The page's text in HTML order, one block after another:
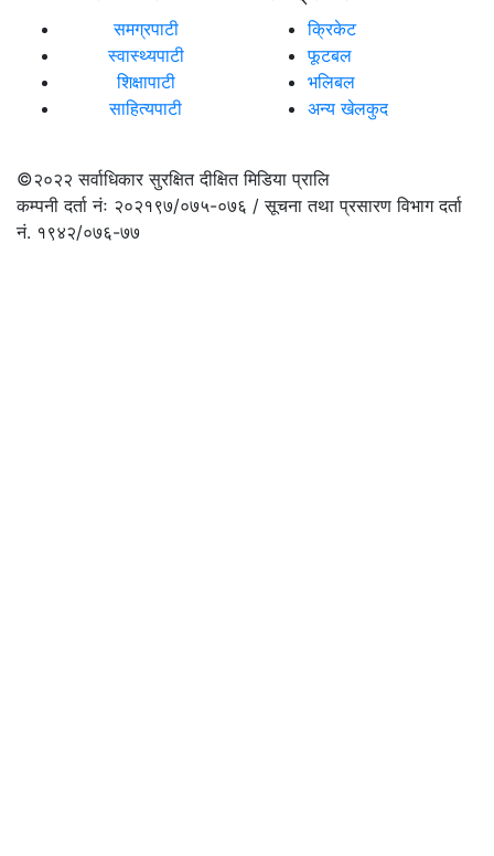
समग्रपाटी
स्वास्थ्यपाटी
शिक्षापाटी
साहित्यपाटी
क्रिकेट
फूटबल
भलिबल
अन्य खेलकुद
©२०२२सर्वाधिकार सुरक्षित दीक्षित मिडिया प्रालि
कम्पनी दर्ता नंः २०२१९७/०७५-०७६ / सूचना तथा प्रसारण विभाग दर्ता
नं. १९४२/०७६-७७